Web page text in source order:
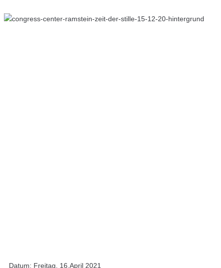
Datum: Freitag, 16.April 2021